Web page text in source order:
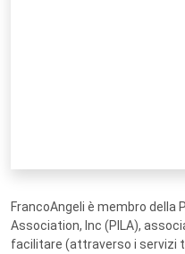
FrancoAngeli è membro della
Association, Inc (PILA),
facilitare (attraverso i servizi